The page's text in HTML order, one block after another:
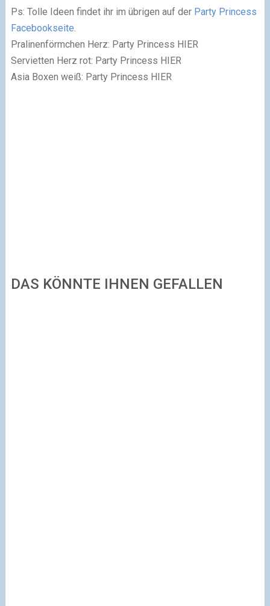
Ps: Tolle Ideen findet ihr im übrigen auf der Party Princess
Facebookseite.
Pralinenförmchen Herz: Party Princess HIER
Servietten Herz rot: Party Princess HIER
Asia Boxen weiß: Party Princess HIER
DAS KÖNNTE IHNEN GEFALLEN